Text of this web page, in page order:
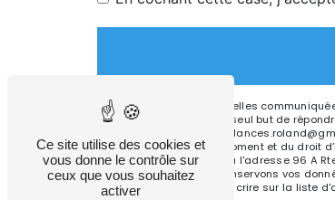
** Les données personnelles
sous-traitants dans le seul but de
67500 Haguenau
consentement à tout moment et du droit
droits par voie postale à l'adresse 96 A
être demandé. Nous conservons vos
avez le droit de vous inscrire sur la liste
Ce site utilise des cookies et
vous donne le contrôle sur
ceux que vous souhaitez
activer